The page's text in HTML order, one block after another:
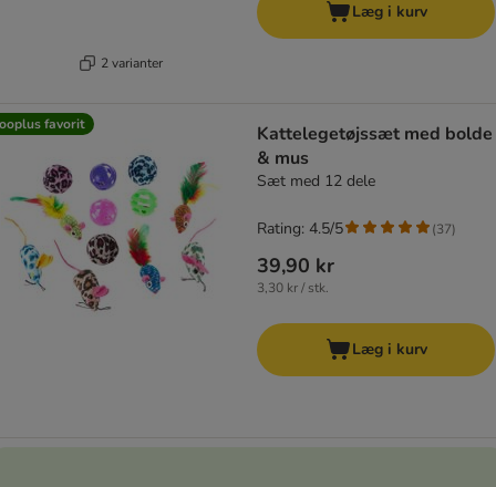
2 varianter
Læg i kurv
favorit
Kattelegetøjssæt med bolde
& mus
Sæt med 12 dele
39,90 kr
3,30 kr / stk.
Rating: 4.5/5 (37)
Læg i kurv